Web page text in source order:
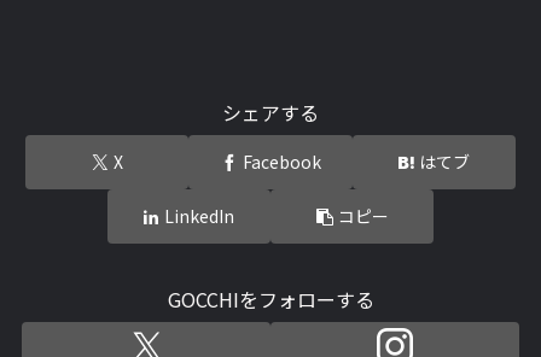
シェアする
X Facebook はてブ
LinkedIn コピー
GOCCHIをフォローする